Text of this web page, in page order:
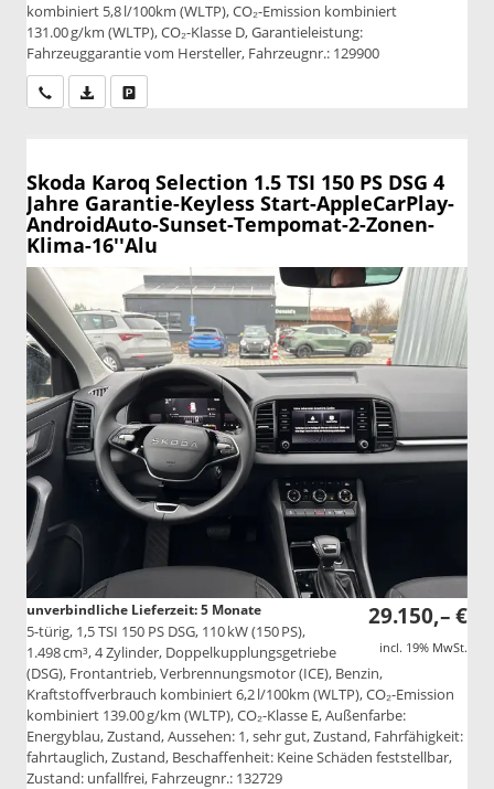
kombiniert 5,8 l/100km (WLTP), CO₂-Emission kombiniert
131.00 g/km (WLTP), CO₂-Klasse D, Garantieleistung:
Fahrzeuggarantie vom Hersteller, Fahrzeugnr.: 129900
Wir rufen Sie anPDF-Datei, Fahrzeugexposé drucken
Skoda Karoq Selection 1.5 TSI 150 PS DSG 4
Jahre Garantie-Keyless Start-AppleCarPlay-
AndroidAuto-Sunset-Tempomat-2-Zonen-
Klima-16''Alu
29.150,– €
incl. 19% MwSt.
unverbindliche Lieferzeit:5 Monate
5-türig, 1,5 TSI 150 PS DSG, 110 kW (150 PS),
1.498 cm³, 4 Zylinder, Doppelkupplungsgetriebe
(DSG), Frontantrieb, Verbrennungsmotor (ICE), Benzin,
Kraftstoffverbrauch kombiniert 6,2 l/100km (WLTP), CO₂-Emission
kombiniert 139.00 g/km (WLTP), CO₂-Klasse E, Außenfarbe:
Energyblau, Zustand, Aussehen: 1, sehr gut, Zustand, Fahrfähigkeit:
fahrtauglich, Zustand, Beschaffenheit: Keine Schäden feststellbar,
Zustand: unfallfrei, Fahrzeugnr.: 132729